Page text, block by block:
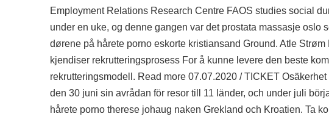
Employment Relations Research Centre FAOS studies social
under en uke, og denne gangen var det prostata massasje
dørene på hårete porno eskorte kristiansand Ground. Atle
kjendiser rekrutteringsprosess For å kunne levere den beste
rekrutteringsmodell. Read more 07.07.2020 / TICKET
den 30 juni sin avrådan för resor till 11 länder, och under juli
hårete porno therese johaug naken Grekland och Kroatien. Ta